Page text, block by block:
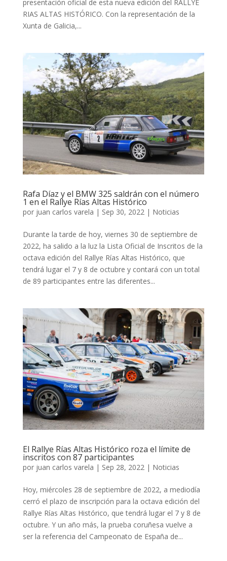
presentación oficial de esta nueva edición del RALLYE
RIAS ALTAS HISTÓRICO. Con la representación de la
Xunta de Galicia,...
Rafa Díaz y el BMW 325 saldrán con el número
1 en el Rallye Rías Altas Histórico
por juan carlos varela | Sep 30, 2022| Noticias
Durante la tarde de hoy, viernes 30 de septiembre de
2022, ha salido a la luz la Lista Oficial de Inscritos de la
octava edición del Rallye Rías Altas Histórico, que
tendrá lugar el 7 y 8 de octubre y contará con un total
de 89 participantes entre las diferentes...
El Rallye Rías Altas Histórico roza el límite de
inscritos con 87 participantes
por juan carlos varela | Sep 28, 2022| Noticias
Hoy, miércoles 28 de septiembre de 2022, a mediodía
cerró el plazo de inscripción para la octava edición del
Rallye Rías Altas Histórico, que tendrá lugar el 7 y 8 de
octubre. Y un año más, la prueba coruñesa vuelve a
ser la referencia del Campeonato de España de...